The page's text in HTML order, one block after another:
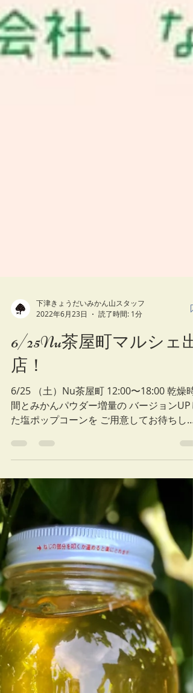
下津きょうだいみかん山スタッフ
2022年6月23日
読了時間: 1分
6/25Nu茶屋町マルシェ出
店！
6/25 （土）Nu茶屋町 12:00〜18:00 乾燥時
間とみかんパウダー増量の バージョンUPし
た塩ポップコーンを ご用意してお待ちして
ぐりマルシェ #nu茶屋町 #みかん塩ポップ
ーン